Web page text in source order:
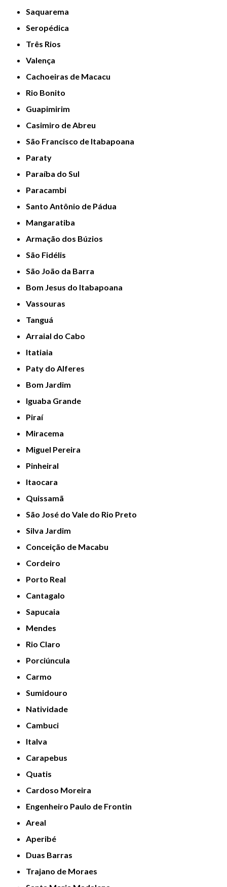
Saquarema
Seropédica
Três Rios
Valença
Cachoeiras de Macacu
Rio Bonito
Guapimirim
Casimiro de Abreu
São Francisco de Itabapoana
Paraty
Paraíba do Sul
Paracambi
Santo Antônio de Pádua
Mangaratiba
Armação dos Búzios
São Fidélis
São João da Barra
Bom Jesus do Itabapoana
Vassouras
Tanguá
Arraial do Cabo
Itatiaia
Paty do Alferes
Bom Jardim
Iguaba Grande
Piraí
Miracema
Miguel Pereira
Pinheiral
Itaocara
Quissamã
São José do Vale do Rio Preto
Silva Jardim
Conceição de Macabu
Cordeiro
Porto Real
Cantagalo
Sapucaia
Mendes
Rio Claro
Porciúncula
Carmo
Sumidouro
Natividade
Cambuci
Italva
Carapebus
Quatis
Cardoso Moreira
Engenheiro Paulo de Frontin
Areal
Aperibé
Duas Barras
Trajano de Moraes